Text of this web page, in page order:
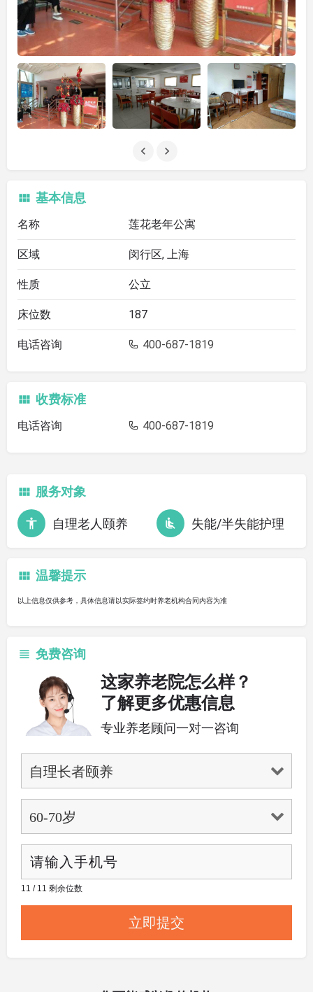
基本信息
名称 莲花老年公寓
区域 闵行区, 上海
性质 公立
床位数 187
电话咨询 400-687-1819
收费标准
电话咨询 400-687-1819
服务对象
自理老人颐养 失能/半失能护理
温馨提示
以上信息仅供参考，具体信息请以实际签约时养老机构合同内容为准
免费咨询
这家养老院怎么样？
了解更多优惠信息
专业养老顾问一对一咨询
11 / 11 剩余位数